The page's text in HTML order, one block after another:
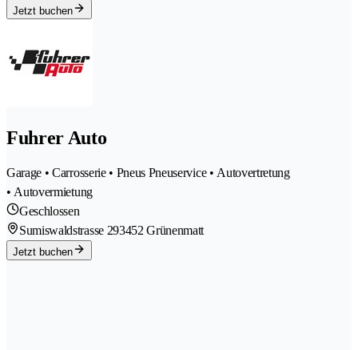
Jetzt buchen
Fuhrer Auto
Garage • Carrosserie • Pneus Pneuservice • Autovertretung
• Autovermietung
Geschlossen
Sumiswaldstrasse 293452 Grünenmatt
Jetzt buchen